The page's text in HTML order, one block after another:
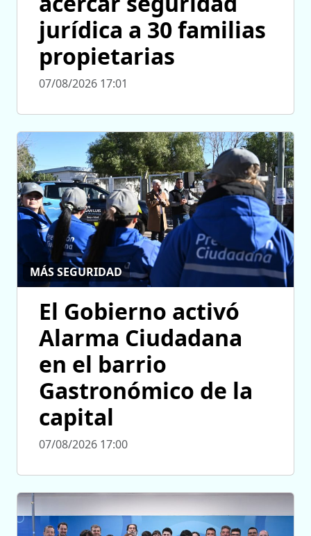
jurídica a 30 familias
propietarias
07/08/2026 17:01
MÁS SEGURIDAD
El Gobierno activó
Alarma Ciudadana
en el barrio
Gastronómico de la
capital
07/08/2026 17:00